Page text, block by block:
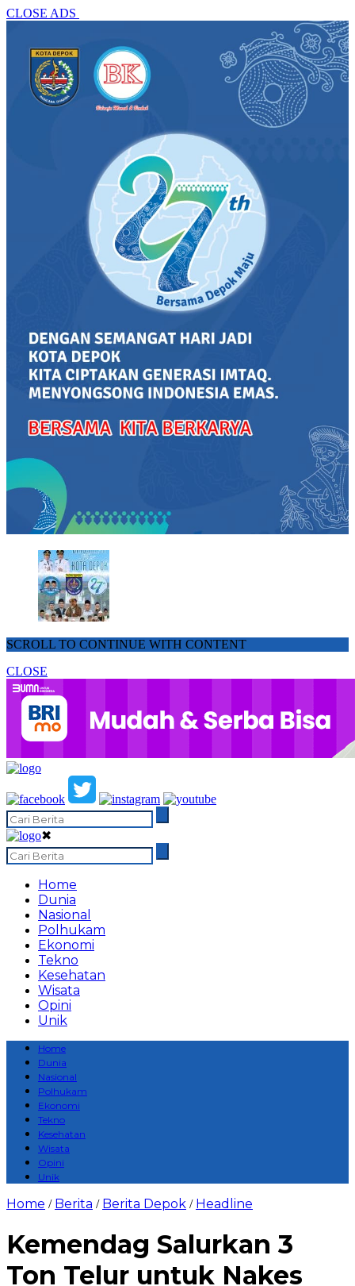
CLOSE ADS
SCROLL TO CONTINUE WITH CONTENT
CLOSE
✖
Home
Dunia
Nasional
Polhukam
Ekonomi
Tekno
Kesehatan
Wisata
Opini
Unik
Home
Dunia
Nasional
Polhukam
Ekonomi
Tekno
Kesehatan
Wisata
Opini
Unik
Home / Berita / Berita Depok / Headline
Kemendag Salurkan 3
Ton Telur untuk Nakes